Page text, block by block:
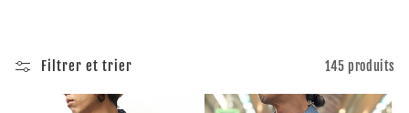
e
Filtrer et trier 145 produits